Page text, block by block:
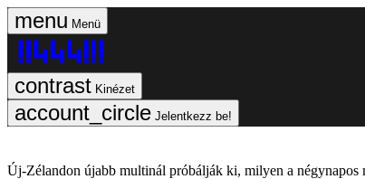
Menü
Kinézet
Jelentkezz be!
Új-Zélandon újabb multinál próbálják ki, milyen a négynapos